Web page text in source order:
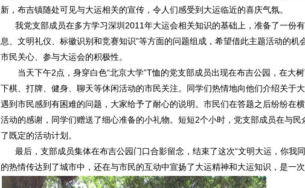
新，布吉镇随处可见与大运相关的宣传，令人们感受到大运临近的喜庆气氛。
我党支部成员在多方学习深圳2011年大运会相关知识的基础上，准备了一份
息、文明礼仪、标徽识别和竞赛知识”等方面的问题组成，希望借此主题活动的
市民关心、参与大运会的积极性。
当天下午2点，身穿白色“北京大学”T恤的党支部成员出现在布吉公园，在大树
下棋、打牌、健身、聊天等休闲活动的市民关注。同学们热情地向他们介绍关于
遇到市民感到有困难的问题，大家给予了耐心的说明。市民们在答题之后纷纷在
活动的感谢，同学们赠送了细心准备的小礼物。短短2个小时，党支部成员在与
了既定的活动计划。
最后，支部成员集体在布吉公园门口合影留念，结束了这次“文明大运，你我
的热情传达到了城市中，还在与市民的互动中宣扬了大运精神和大运知识，是一